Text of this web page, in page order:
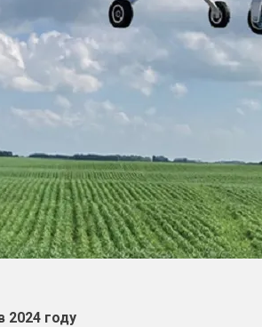
2024 году